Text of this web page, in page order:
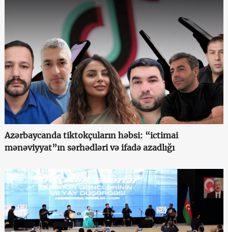
Azərbaycanda tiktokçuların həbsi: “ictimai
mənəviyyat”ın sərhədləri və ifadə azadlığı